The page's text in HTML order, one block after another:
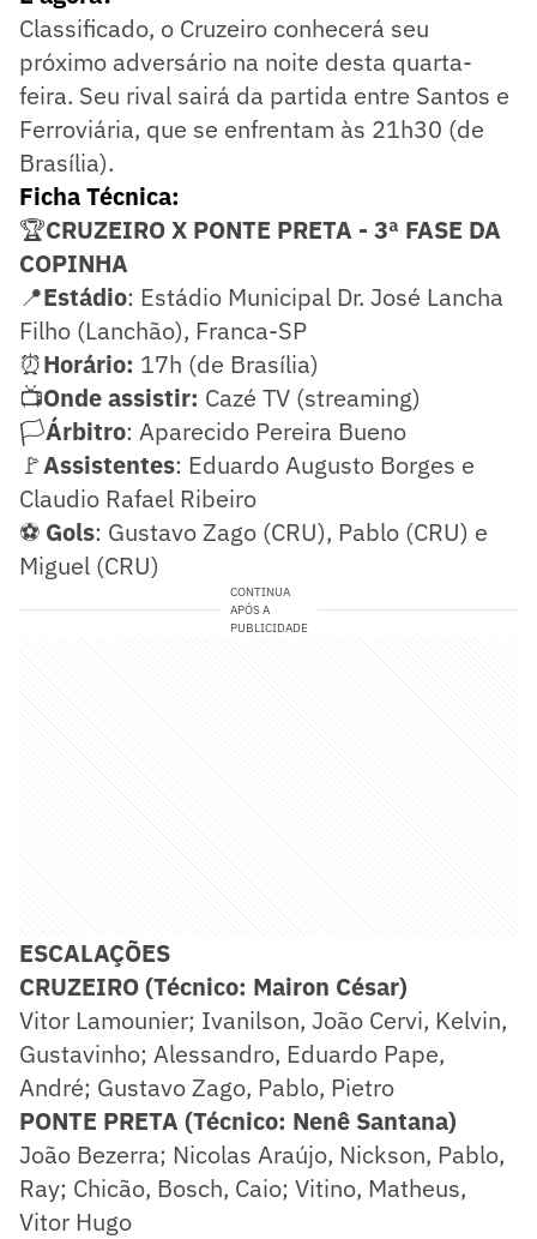
Classificado, o Cruzeiro conhecerá seu
próximo adversário na noite desta quarta-
feira. Seu rival sairá da partida entre Santos e
Ferroviária, que se enfrentam às 21h30 (de
Brasília).
Ficha Técnica:
🏆CRUZEIRO X PONTE PRETA - 3ª FASE DA
COPINHA
📍Estádio: Estádio Municipal Dr. José Lancha
Filho (Lanchão), Franca-SP
⏰Horário: 17h (de Brasília)
📺Onde assistir: Cazé TV (streaming)
🏳️Árbitro: Aparecido Pereira Bueno
🚩Assistentes: Eduardo Augusto Borges e
Claudio Rafael Ribeiro
⚽ Gols: Gustavo Zago (CRU), Pablo (CRU) e
Miguel (CRU)
CONTINUA
APÓS A
PUBLICIDADE
ESCALAÇÕES
CRUZEIRO (Técnico: Mairon César)
Vitor Lamounier; Ivanilson, João Cervi, Kelvin,
Gustavinho; Alessandro, Eduardo Pape,
André; Gustavo Zago, Pablo, Pietro
PONTE PRETA (Técnico: Nenê Santana)
João Bezerra; Nicolas Araújo, Nickson, Pablo,
Ray; Chicão, Bosch, Caio; Vitino, Matheus,
Vitor Hugo